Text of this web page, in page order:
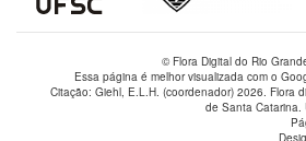
© Flora Digital do Rio
Essa página é melhor visualizada com o
Citação: Giehl, E.L.H. (coordenador) 2026. Flora
de Santa Catarina.